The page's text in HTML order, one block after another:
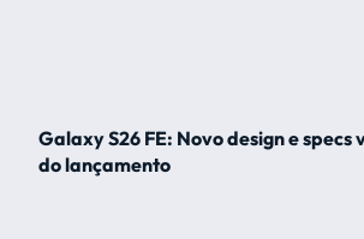
Galaxy S26 FE: Novo design e specs
do lançamento